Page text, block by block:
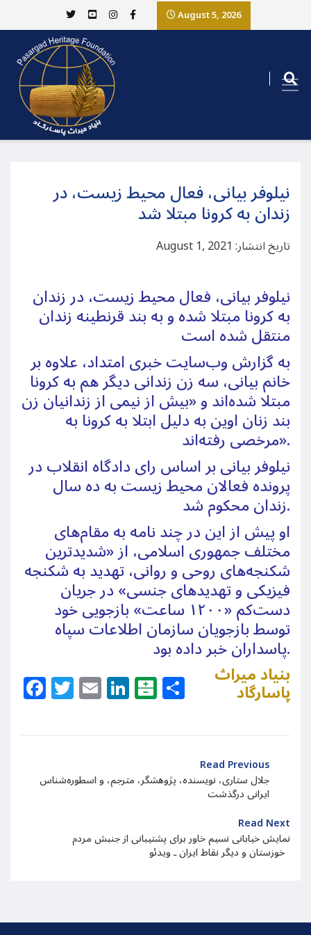
August 5, 2026
نیلوفر بیانی، فعال محیط زیست، در
زندان به کرونا مبتلا شد
تاریخ انتشار: August 1, 2021
نیلوفر بیانی، فعال محیط زیست، در زندان
به کرونا مبتلا شده و به بند قرنطینه زندان
منتقل شده است
به گزارش وب‌سایت خبری امتداد، علاوه بر
خانم بیانی، سه زن زندانی دیگر هم به کرونا
مبتلا شده‌اند و «بیش از نیمی از زندانیان زن
بند زنان اوین به دلیل ابتلا به کرونا به
مرخصی رفته‌اند».
نیلوفر بیانی بر اساس رای دادگاه انقلاب در
پرونده فعالان محیط زیست به ده سال
زندان محکوم شد.
او پیش از این در چند نامه به مقام‌های
مختلف جمهوری اسلامی، از «شدیدترین
شکنجه‌های روحی و روانی، تهدید به شکنجه
فیزیکی و تهدیدهای جنسی» در جریان
دست‌کم «۱۲۰۰ ساعت» بازجویی خود
توسط بازجویان سازمان اطلاعات سپاه
پاسداران خبر داده بود.
Facebook
Twitter
EmailLinkedIn
Balatarin
Share
بنیاد میراث
پاسارگاد
Read Previous
جلال ستاری، نویسنده، پژوهشگر، مترجم، و اسطوره‌شناس
ایرانی درگذشت
Read Next
نمایش خیابانی نسیم خاور برای پشتیبانی از جنبش مردم